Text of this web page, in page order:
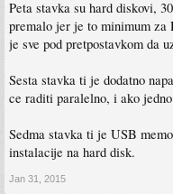
Peta stavka su hard diskovi,
premalo jer je to minimum
je sve pod pretpostavkom da
Sesta stavka ti je dodatno
ce raditi paralelno, i ako
Sedma stavka ti je USB
instalacije na hard disk.
Jan 31, 2015